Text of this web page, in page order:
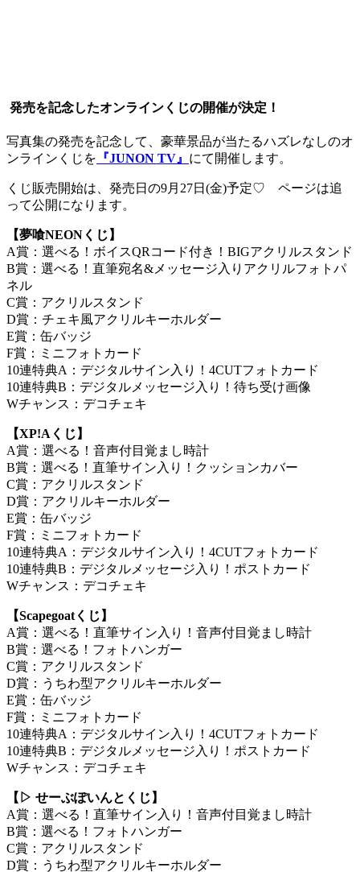
発売を記念したオンラインくじの開催が決定！
写真集の発売を記念して、豪華景品が当たるハズレなしのオ
ンラインくじを 『JUNON TV 』 にて開催します。
くじ販売開始は、発売日の9月27日(金)予定♡ ページは追
って公開になります。
【夢喰NEONくじ】
A賞：選べる！ボイスQRコード付き！BIGアクリルスタンド
B賞：選べる！直筆宛名&メッセージ入りアクリルフォトパ
ネル
C賞：アクリルスタンド
D賞：チェキ風アクリルキーホルダー
E賞：缶バッジ
F賞：ミニフォトカード
10連特典A：デジタルサイン入り！4CUTフォトカード
10連特典B：デジタルメッセージ入り！待ち受け画像
Wチャンス：デコチェキ
【XP!Aくじ】
A賞：選べる！音声付目覚まし時計
B賞：選べる！直筆サイン入り！クッションカバー
C賞：アクリルスタンド
D賞：アクリルキーホルダー
E賞：缶バッジ
F賞：ミニフォトカード
10連特典A：デジタルサイン入り！4CUTフォトカード
10連特典B：デジタルメッセージ入り！ポストカード
Wチャンス：デコチェキ
【Scapegoatくじ】
A賞：選べる！直筆サイン入り！音声付目覚まし時計
B賞：選べる！フォトハンガー
C賞：アクリルスタンド
D賞：うちわ型アクリルキーホルダー
E賞：缶バッジ
F賞：ミニフォトカード
10連特典A：デジタルサイン入り！4CUTフォトカード
10連特典B：デジタルメッセージ入り！ポストカード
Wチャンス：デコチェキ
【▷ せーぶぽいんとくじ】
A賞：選べる！直筆サイン入り！音声付目覚まし時計
B賞：選べる！フォトハンガー
C賞：アクリルスタンド
D賞：うちわ型アクリルキーホルダー